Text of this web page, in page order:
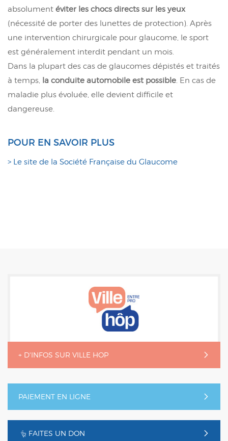
absolument éviter les chocs directs sur les yeux
(nécessité de porter des lunettes de protection). Après
une intervention chirurgicale pour glaucome, le sport
est généralement interdit pendant un mois.
Dans la plupart des cas de glaucomes dépistés et traités
à temps, la conduite automobile est possible. En cas de
maladie plus évoluée, elle devient difficile et
dangereuse.
POUR EN SAVOIR PLUS
> Le site de la Société Française du Glaucome
+ D'INFOS SUR VILLE HOP
PAIEMENT EN LIGNE
FAITES UN DON